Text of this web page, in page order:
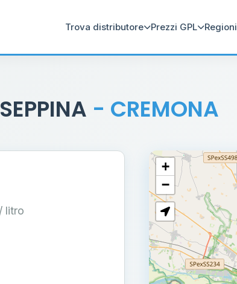
Trova distributore Prezzi GPL Regioni
- CREMONA
/ litro
+
−